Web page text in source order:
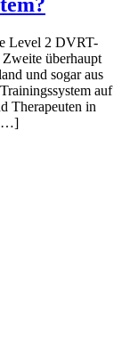
Level 2 DVRT-
überhaupt
und sogar aus
auf
Therapeuten in
[…]